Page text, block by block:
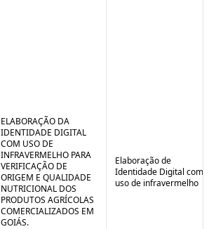
ELABORAÇÃO DA
IDENTIDADE DIGITAL
COM USO DE
INFRAVERMELHO PARA
VERIFICAÇÃO DE
ORIGEM E QUALIDADE
NUTRICIONAL DOS
PRODUTOS AGRÍCOLAS
COMERCIALIZADOS EM
GOIÁS.
Elaboração de
Identidade Digital com
uso de infravermelho